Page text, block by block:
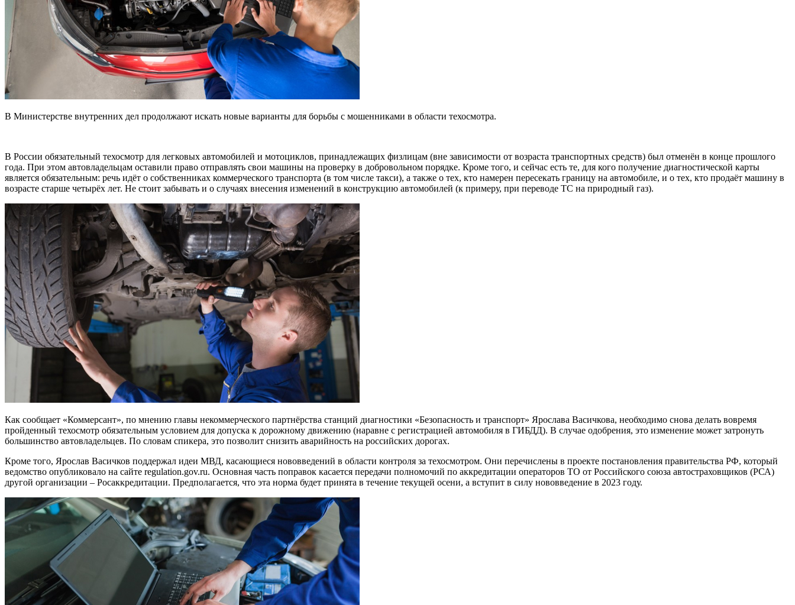
В Министерстве внутренних дел продолжают искать новые варианты для борьбы с мошенниками в области техосмотра.
В России обязательный техосмотр для легковых автомобилей и мотоциклов, принадлежащих физлицам (вне зависимости от возраста транспортных средств) был отменён в конце прошлого
года. При этом автовладельцам оставили право отправлять свои машины на проверку в добровольном порядке. Кроме того, и сейчас есть те, для кого получение диагностической карты
является обязательным: речь идёт о собственниках коммерческого транспорта (в том числе такси), а также о тех, кто намерен пересекать границу на автомобиле, и о тех, кто продаёт машину в
возрасте старше четырёх лет. Не стоит забывать и о случаях внесения изменений в конструкцию автомобилей (к примеру, при переводе ТС на природный газ).
Как сообщает «Коммерсант», по мнению главы некоммерческого партнёрства станций диагностики «Безопасность и транспорт» Ярослава Васичкова, необходимо снова делать вовремя
пройденный техосмотр обязательным условием для допуска к дорожному движению (наравне с регистрацией автомобиля в ГИБДД). В случае одобрения, это изменение может затронуть
большинство автовладельцев. По словам спикера, это позволит снизить аварийность на российских дорогах.
Кроме того, Ярослав Васичков поддержал идеи МВД, касающиеся нововведений в области контроля за техосмотром. Они перечислены в проекте постановления правительства РФ, который
ведомство опубликовало на сайте regulation.gov.ru. Основная часть поправок касается передачи полномочий по аккредитации операторов ТО от Российского союза автостраховщиков (РСА)
другой организации – Росаккредитации. Предполагается, что эта норма будет принята в течение текущей осени, а вступит в силу нововведение в 2023 году.